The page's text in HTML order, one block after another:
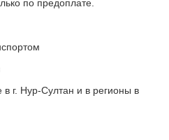
по предоплате.
в г. Нур-Султан и в регионы в